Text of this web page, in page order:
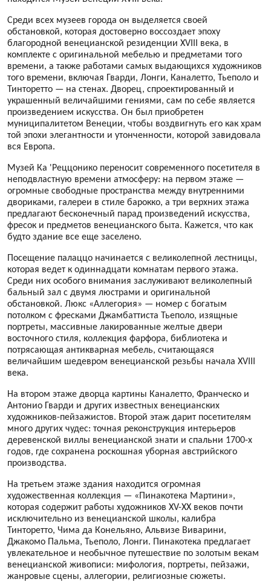
Среди всех музеев города он выделяется своей
обстановкой, которая достоверно воссоздает эпоху
благородной венецианской резиденции XVIII века, в
комплекте с оригинальной мебелью и предметами того
времени, а также работами самых выдающихся художников
того времени, включая Гварди, Лонги, Каналетто, Тьеполо и
Тинторетто — на стенах. Дворец, спроектированный и
украшенный величайшими гениями, сам по себе является
произведением искусства. Он был приобретен
муниципалитетом Венеции, чтобы воздвигнуть его как храм
той эпохи элегантности и утонченности, которой завидовала
вся Европа.
Музей Ка 'Реццонико переносит современного посетителя в
неподвластную времени атмосферу: на первом этаже —
огромные свободные пространства между внутренними
двориками, галереи в стиле барокко, а три верхних этажа
предлагают бесконечный парад произведений искусства,
фресок и предметов венецианского быта. Кажется, что как
будто здание все еще заселено.
Посещение палаццо начинается с великолепной лестницы,
которая ведет к одиннадцати комнатам первого этажа.
Среди них особого внимания заслуживают великолепный
бальный зал с двумя люстрами и оригинальной
обстановкой. Люкс «Аллегория» — номер с богатым
потолком с фресками Джамбаттиста Тьеполо, изящные
портреты, массивные лакированные желтые двери
восточного стиля, коллекция фарфора, библиотека и
потрясающая антикварная мебель, считающаяся
величайшим шедевром венецианской резьбы начала XVIII
века.
На втором этаже дворца картины Каналетто, Франческо и
Антонио Гварди и других известных венецианских
художников-пейзажистов. Второй этаж дарит посетителям
много других чудес: точная реконструкция интерьеров
деревенской виллы венецианской знати и спальни 1700-х
годов, где сохранена роскошная уборная австрийского
производства.
На третьем этаже здания находится огромная
художественная коллекция — «Пинакотека Мартини»,
которая содержит работы художников XV-XX веков почти
исключительно из венецианской школы, калибра
Тинторетто, Чима да Конельяно, Альвизе Виварини,
Джакомо Пальма, Тьеполо, Лонги. Пинакотека предлагает
увлекательное и необычное путешествие по золотым векам
венецианской живописи: мифология, портреты, пейзажи,
жанровые сцены, аллегории, религиозные сюжеты.